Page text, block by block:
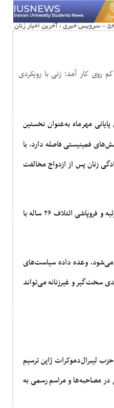
روی کار آمد؛ زنی با رویکردی
در روزهای پایانی مهرماه به‌عنوان نخستین
فمینیستی فاصله دارد، با
زنان پس از ازدواج مخالفت
این انتخاب در حالی انجام شد که حزب لیبرال‌دموکرات (LDP) پس از شکست انتخاباتی ژوئیه و فروپاشی ائتلاف ۲۶ ساله با
می‌شود، وعده داده سیاست‌های
سخت‌گیر و غیرزنانه می‌تواند
لیبرال‌دموکرات ژاپن ترسیم
در مصاحبه‌ها و مراسم رسمی به